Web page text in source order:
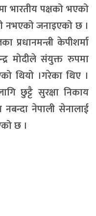
भारतीय पक्षको भएको
नभएको जनाइएको छ ।
केपीशर्मा
मोदीले संयुक्त रुपमा
थियो ।गरेका थिए ।
छुट्टै सुरक्षा निकाय
नेपाली सेनालाई
छ ।